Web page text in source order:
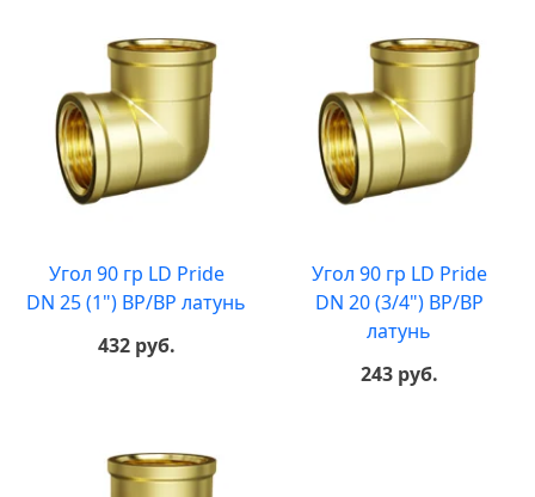
Угол 90 гр LD Pride
DN 25 (1") ВР/ВР латунь
432 руб.
Угол 90 гр LD Pride
DN 20 (3/4") ВР/ВР
латунь
243 руб.